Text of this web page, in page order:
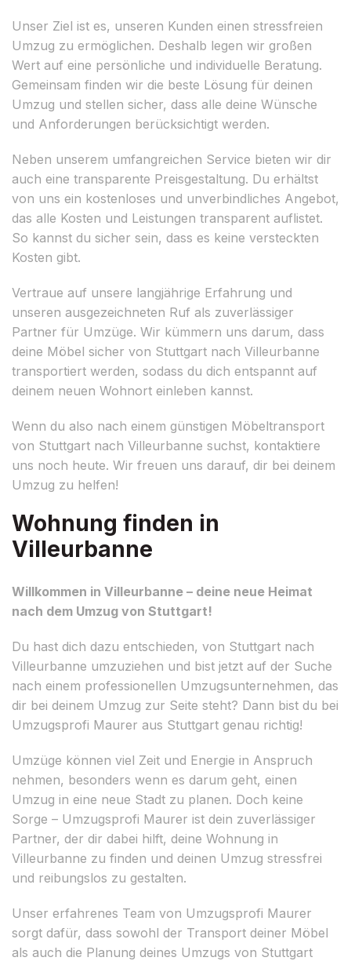
Unser Ziel ist es, unseren Kunden einen stressfreien
Umzug zu ermöglichen. Deshalb legen wir großen
Wert auf eine persönliche und individuelle Beratung.
Gemeinsam finden wir die beste Lösung für deinen
Umzug und stellen sicher, dass alle deine Wünsche
und Anforderungen berücksichtigt werden.
Neben unserem umfangreichen Service bieten wir dir
auch eine transparente Preisgestaltung. Du erhältst
von uns ein kostenloses und unverbindliches Angebot,
das alle Kosten und Leistungen transparent auflistet.
So kannst du sicher sein, dass es keine versteckten
Kosten gibt.
Vertraue auf unsere langjährige Erfahrung und
unseren ausgezeichneten Ruf als zuverlässiger
Partner für Umzüge. Wir kümmern uns darum, dass
deine Möbel sicher von Stuttgart nach Villeurbanne
transportiert werden, sodass du dich entspannt auf
deinem neuen Wohnort einleben kannst.
Wenn du also nach einem günstigen Möbeltransport
von Stuttgart nach Villeurbanne suchst, kontaktiere
uns noch heute. Wir freuen uns darauf, dir bei deinem
Umzug zu helfen!
Wohnung finden in
Villeurbanne
Willkommen in Villeurbanne – deine neue Heimat
nach dem Umzug von Stuttgart!
Du hast dich dazu entschieden, von Stuttgart nach
Villeurbanne umzuziehen und bist jetzt auf der Suche
nach einem professionellen Umzugsunternehmen, das
dir bei deinem Umzug zur Seite steht? Dann bist du bei
Umzugsprofi Maurer aus Stuttgart genau richtig!
Umzüge können viel Zeit und Energie in Anspruch
nehmen, besonders wenn es darum geht, einen
Umzug in eine neue Stadt zu planen. Doch keine
Sorge – Umzugsprofi Maurer ist dein zuverlässiger
Partner, der dir dabei hilft, deine Wohnung in
Villeurbanne zu finden und deinen Umzug stressfrei
und reibungslos zu gestalten.
Unser erfahrenes Team von Umzugsprofi Maurer
sorgt dafür, dass sowohl der Transport deiner Möbel
als auch die Planung deines Umzugs von Stuttgart